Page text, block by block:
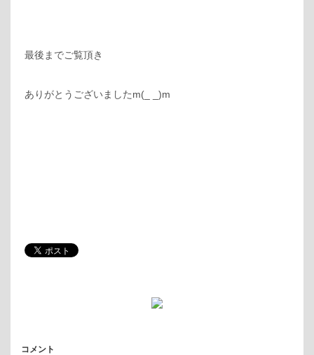
最後までご覧頂き
ありがとうございましたm(_ _)m
コメント